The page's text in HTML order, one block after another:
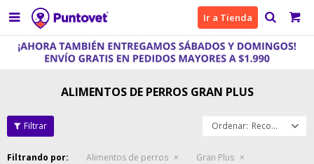
 Ir a Tienda
ALIMENTOS DE PERROS GRAN PLUS
Recomendados
Filtrando por: Alimentos de perros
Gran Plus